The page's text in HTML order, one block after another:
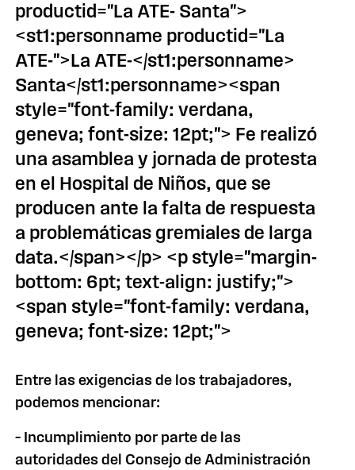
productid="La ATE- Santa">
<st1:personname productid="La
ATE-">La ATE-</st1:personname>
Santa</st1:personname><span
style="font-family: verdana,
geneva; font-size: 12pt;"> Fe realizó
una asamblea y jornada de protesta
en el Hospital de Niños, que se
producen ante la falta de respuesta
a problemáticas gremiales de larga
data.</span></p> <p style="margin-
bottom: 6pt; text-align: justify;">
<span style="font-family: verdana,
geneva; font-size: 12pt;">
Entre las exigencias de los trabajadores,
podemos mencionar:
– Incumplimiento por parte de las
autoridades del Consejo de Administración